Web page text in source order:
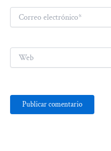
Correo
electrónico*
Web